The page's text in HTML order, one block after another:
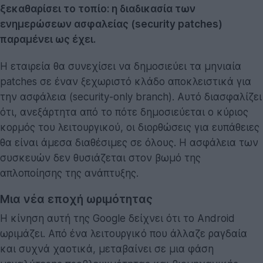
ξεκαθαρίσει το τοπίο: η διαδικασία των
ενημερώσεων ασφαλείας (security patches)
παραμένει ως έχει.
Η εταιρεία θα συνεχίσει να δημοσιεύει τα μηνιαία
patches σε έναν ξεχωριστό κλάδο αποκλειστικά για
την ασφάλεια (security-only branch). Αυτό διασφαλίζει
ότι, ανεξάρτητα από το πότε δημοσιεύεται ο κύριος
κορμός του λειτουργικού, οι διορθώσεις για ευπάθειες
θα είναι άμεσα διαθέσιμες σε όλους. Η ασφάλεια των
συσκευών δεν θυσιάζεται στον βωμό της
απλοποίησης της ανάπτυξης.
Μια νέα εποχή ωριμότητας
Η κίνηση αυτή της Google δείχνει ότι το Android
ωριμάζει. Από ένα λειτουργικό που άλλαζε ραγδαία
και συχνά χαοτικά, μεταβαίνει σε μια φάση